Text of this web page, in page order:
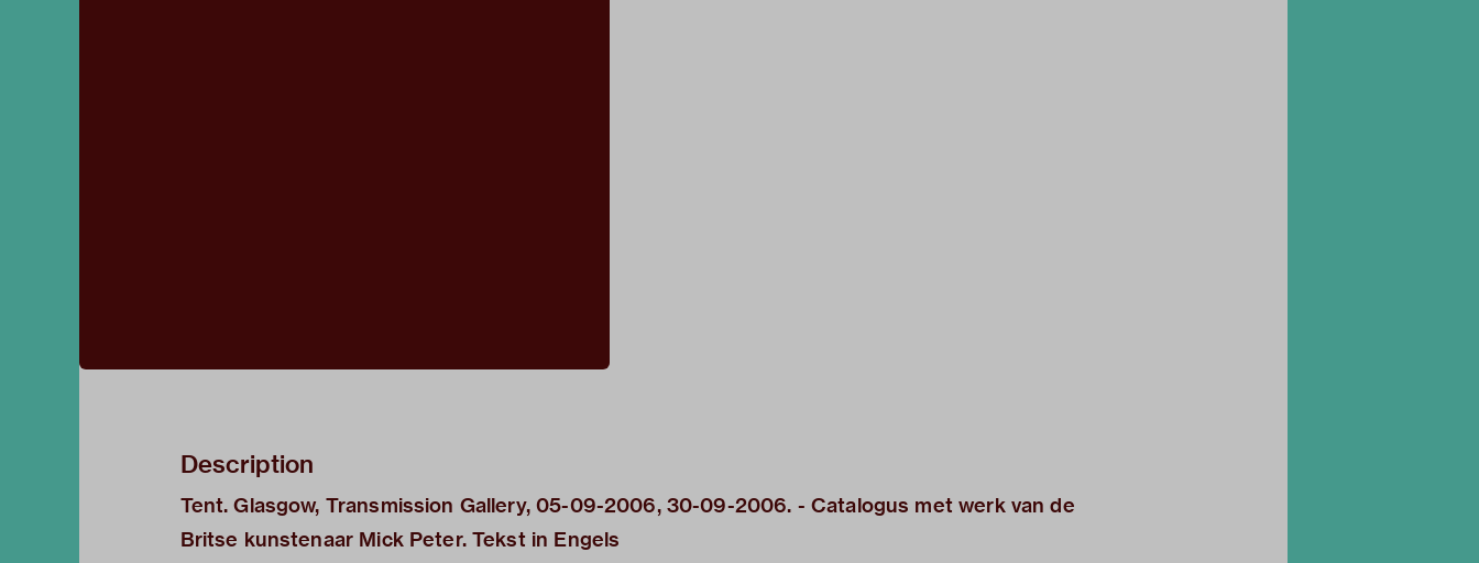
Description
Tent. Glasgow, Transmission Gallery, 05-09-2006, 30-09-2006. - Catalogus met werk van de
Britse kunstenaar Mick Peter. Tekst in Engels